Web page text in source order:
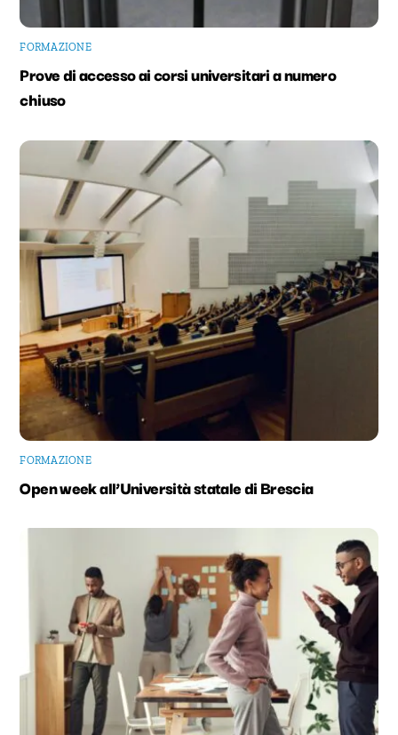
FORMAZIONE
Prove di accesso ai corsi universitari a numero
chiuso
FORMAZIONE
Open week all’Università statale di Brescia